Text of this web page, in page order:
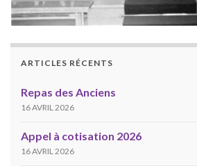
ARTICLES RÉCENTS
Repas des Anciens
16 AVRIL 2026
Appel à cotisation 2026
16 AVRIL 2026